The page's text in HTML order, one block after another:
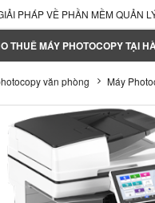
PHÁP VỀ PHẦN MỀM QUẢN LÝ
THUÊ MÁY PHOTOCOPY TẠI
văn phòng Máy